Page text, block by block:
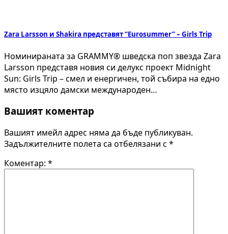
Zara Larsson и Shakira представят “Eurosummer” – Girls Trip
Номинираната за GRAMMY® шведска поп звезда Zara
Larsson представя новия си делукс проект Midnight
Sun: Girls Trip – смел и енергичен, той събира на едно
място изцяло дамски международен…
Вашият коментар
Вашият имейл адрес няма да бъде публикуван.
Задължителните полета са отбелязани с *
Коментар: *